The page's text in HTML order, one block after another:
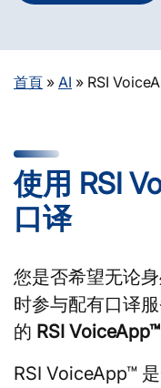
首頁 » AI » RSI
使用 RSI
口译
您是否希望无论
时参与配有口译
的 RSI VoiceApp™
RSI VoiceApp™